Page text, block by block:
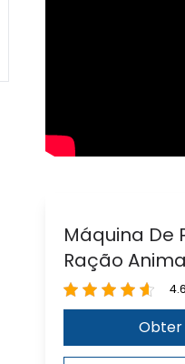
Máquina De
Ração